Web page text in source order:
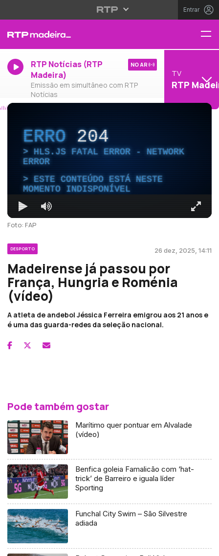
Entrar
RTP Notícias (RTP
Madeira)
Emissão em simultâneo com RTP
Notícias
NO AR
TV
RTP
ERRO204
HLS.JS FATAL ERROR - NETWORK
ERROR
ESTE CONTEÚDO ESTÁ NESTE
MOMENTO INDISPONÍVEL
Foto: FAP
DESPORTO 26 dez, 2025, 14:11
Madeirense já passou por
França, Hungria e Roménia
(vídeo)
A atleta de andebol Jéssica Ferreira emigrou aos 21 anos e
é uma das guarda-redes da seleção nacional.
Pode também gostar
Marítimo quer pontuar em Alvalade
(vídeo)
Benfica goleia Famalicão com ‘hat-
trick’ de Barreiro e iguala líder
Sporting
Funchal City Swim – São Silvestre
adiada